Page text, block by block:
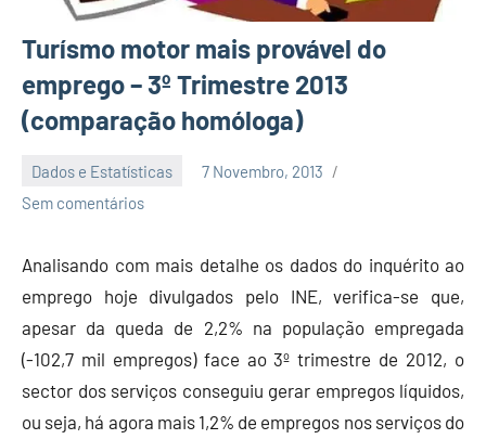
Turísmo motor mais provável do
emprego – 3º Trimestre 2013
(comparação homóloga)
Dados e Estatísticas
7 Novembro, 2013
Economia
Finanças
Sem comentários
Analisando com mais detalhe os dados do inquérito ao
emprego hoje divulgados pelo INE, verifica-se que,
apesar da queda de 2,2% na população empregada
(-102,7 mil empregos) face ao 3º trimestre de 2012, o
sector dos serviços conseguiu gerar empregos líquidos,
ou seja, há agora mais 1,2% de empregos nos serviços do